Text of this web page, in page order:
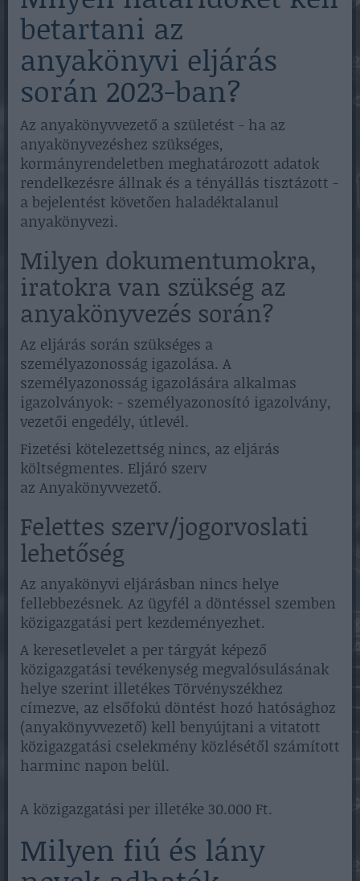
betartani az
anyakönyvi eljárás
során 2023-ban?
Az anyakönyvvezető a születést - ha az
anyakönyvezéshez szükséges,
kormányrendeletben meghatározott adatok
rendelkezésre állnak és a tényállás tisztázott -
a bejelentést követően haladéktalanul
anyakönyvezi.
Milyen dokumentumokra,
iratokra van szükség az
anyakönyvezés során?
Az eljárás során szükséges a
személyazonosság igazolása. A
személyazonosság igazolására alkalmas
igazolványok: - személyazonosító igazolvány,
vezetői engedély, útlevél.
Fizetési kötelezettség nincs, az eljárás
költségmentes. Eljáró szerv
az Anyakönyvvezető.
Felettes szerv/jogorvoslati
lehetőség
Az anyakönyvi eljárásban nincs helye
fellebbezésnek. Az ügyfél a döntéssel szemben
közigazgatási pert kezdeményezhet.
A keresetlevelet a per tárgyát képező
közigazgatási tevékenység megvalósulásának
helye szerint illetékes Törvényszékhez
címezve, az elsőfokú döntést hozó hatósághoz
(anyakönyvvezető) kell benyújtani a vitatott
közigazgatási cselekmény közlésétől számított
harminc napon belül.
A közigazgatási per illetéke 30.000 Ft.
Milyen fiú és lány